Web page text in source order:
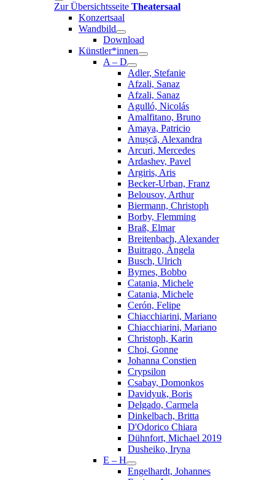
Zur Übersichtsseite Theatersaal
Konzertsaal
Wandbild
Download
Künstler*innen
A – D
Adler, Stefanie
Afzali, Sanaz
Afzali, Sanaz
Agulló, Nicolás
Amalfitano, Bruno
Amaya, Patricio
Anușcă, Alexandra
Arcuri, Mercedes
Ardashev, Pavel
Argiris, Aris
Becker-Urban, Franz
Belousov, Arthur
Biermann, Christoph
Borby, Flemming
Braß, Elmar
Breitenbach, Alexander
Buitrago, Ángela
Busch, Ulrich
Byrnes, Bobbo
Catania, Michele
Catania, Michele
Cerón, Felipe
Chiacchiarini, Mariano
Chiacchiarini, Mariano
Christoph, Karin
Choi, Gonne
Johanna Constien
Crypsilon
Csabay, Domonkos
Davidyuk, Boris
Delgado, Carmela
Dinkelbach, Britta
D'Odorico Chiara
Dühnfort, Michael 2019
Dusheiko, Iryna
E – H
Engelhardt, Johannes